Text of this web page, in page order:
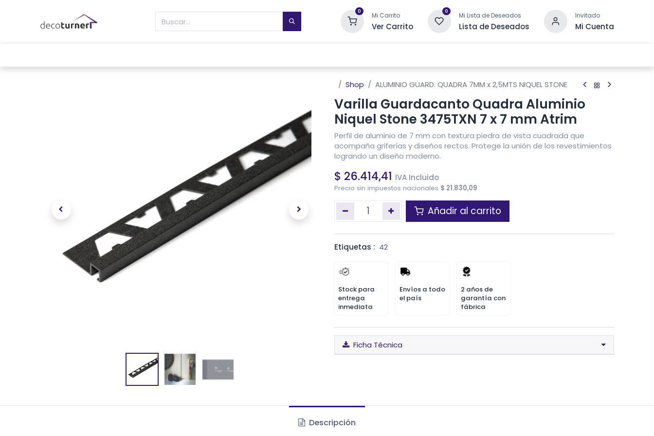
0 Mi Carrito
Ver Carrito
0 Mi Lista de Deseados
Lista de Deseados
Invitado
Mi Cuenta
Shop ALUMINIO GUARD. QUADRA 7MM x 2,5MTS NIQUEL STONE
Varilla Guardacanto Quadra Aluminio
Niquel Stone 3475TXN 7 x 7 mm Atrim
Perfil de aluminio de 7 mm con textura piedra de vista cuadrada que
acompaña griferías y diseños rectos. Protege la unión de los revestimientos
logrando un diseño moderno.
$ 26.414,41 IVA Incluido
Precio sin impuestos nacionales $ 21.830,09
Añadir al carrito
Etiquetas : 42
Stock para
entrega
inmediata
Envíos a todo
el país
2 años de
garantía con
fábrica
Ficha Técnica
Descripción